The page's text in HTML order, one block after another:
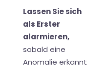
Lassen Sie sich
als Erster
alarmieren,
sobald eine
Anomalie erkannt